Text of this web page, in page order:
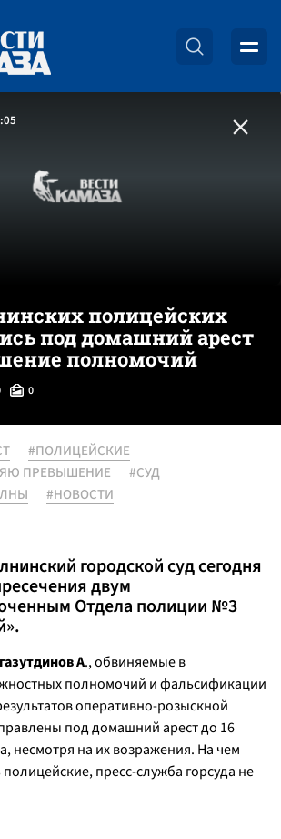
полицейских
под домашний арест
полномочий
0
#ПОЛИЦЕЙСКИЕ
ПРЕВЫШЕНИЕ
#СУД
#НОВОСТИ
городской суд сегодня
двум
Отдела полиции №3
А., обвиняемые в
полномочий и фальсификации
оперативно-розыскной
под домашний арест до 16
несмотря на их возражения. На чем
пресс-служба горсуда не